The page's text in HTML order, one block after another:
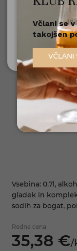
Vsebina: 0,7l,
gladek in
sodih za bogat,
Redna cena
35,38 €/
Včlani se
takojšen
VČLANI